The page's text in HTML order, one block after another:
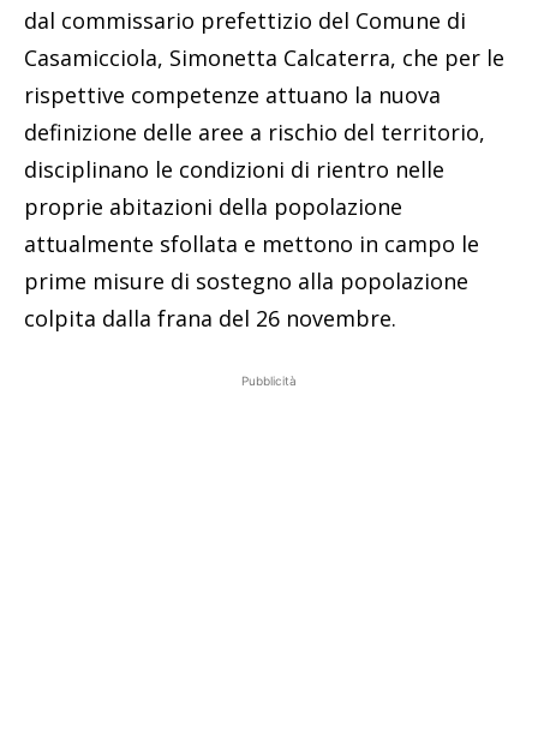
dal commissario prefettizio del Comune di
Casamicciola, Simonetta Calcaterra, che per le
rispettive competenze attuano la nuova
definizione delle aree a rischio del territorio,
disciplinano le condizioni di rientro nelle
proprie abitazioni della popolazione
attualmente sfollata e mettono in campo le
prime misure di sostegno alla popolazione
colpita dalla frana del 26 novembre.
Pubblicità